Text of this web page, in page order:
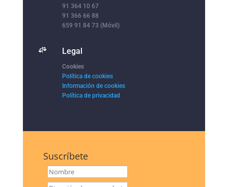
91 364 10 67
91 366 66 88
659 91 84 73 (Móvil)
 Legal
Cookies
Política de cookies
Información de cookies
Política de privacidad
Suscríbete